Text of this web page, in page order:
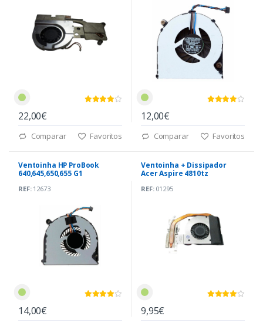
22,00€
Comparar Favoritos
12,00€
Comparar Favoritos
Ventoinha HP ProBook
640,645,650,655 G1
REF:12673
14,00€
Ventoinha + Dissipador
Acer Aspire 4810tz
REF:01295
9,95€